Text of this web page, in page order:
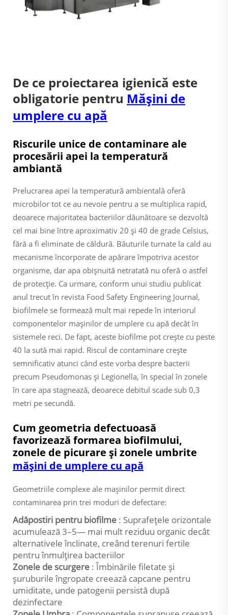
De ce proiectarea igienică este
obligatorie pentru Mășini de
umplere cu apă
Riscurile unice de contaminare ale
procesării apei la temperatură
ambiantă
Prelucrarea apei la temperatură ambientală oferă
microbilor tot ce au nevoie pentru a se multiplica rapid,
deoarece majoritatea bacteriilor dăunătoare se dezvoltă
cel mai bine între aproximativ 20 și 40 de grade Celsius,
fără a fi eliminate de căldură. Băuturile turnate la cald au
mecanisme încorporate de apărare împotriva acestor
organisme, dar apa obișnuită netratată nu oferă o astfel
de protecție. Ca urmare, conform unui studiu publicat
anul trecut în revista Food Safety Engineering Journal,
biofilmele se formează mult mai repede în interiorul
componentelor mașinilor de umplere cu apă decât în
sistemele reci. De fapt, aceste biofilme pot crește cu peste
40 la sută mai rapid. Riscul de contaminare crește
semnificativ atunci când este vorba despre bacterii
precum Pseudomonas și Legionella, în special în zonele
în care apa stagnează, deoarece debitul scade sub 0,3
metri pe secundă.
Cum geometria defectuoasă
favorizează formarea biofilmului,
zonele de picurare și zonele umbrite
mășini de umplere cu apă
Geometriile complexe ale mașinilor permit direct
contaminarea prin trei moduri de defectare:
Adăpostiri pentru biofilme : Suprafețele orizontale
acumulează 3–5— mai mult reziduu organic decât
alternativele înclinate, creând terenuri fertile
pentru înmulțirea bacteriilor
Zonele de scurgere : Îmbinările filetate și
șuruburile îngropate creează capcane pentru
umiditate, unde patogenii persistă după
dezinfectare